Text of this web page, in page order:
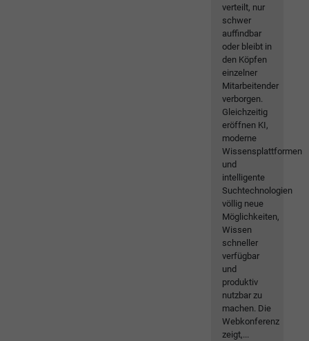
verteilt, nur
schwer
auffindbar
oder bleibt in
den Köpfen
einzelner
Mitarbeitender
verborgen.
Gleichzeitig
eröffnen KI,
moderne
Wissensplattformen
und
intelligente
Suchtechnologien
völlig neue
Möglichkeiten,
Wissen
schneller
verfügbar
und
produktiv
nutzbar zu
machen. Die
Webkonferenz
zeigt,...